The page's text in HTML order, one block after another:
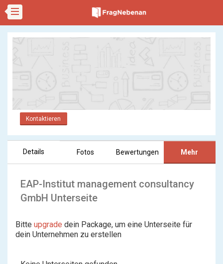
Kontaktieren
Details Fotos Bewertungen Mehr
EAP-Institut management consultancy
GmbH Unterseite
Bitte upgrade dein Package, um eine Unterseite für
dein Unternehmen zu erstellen